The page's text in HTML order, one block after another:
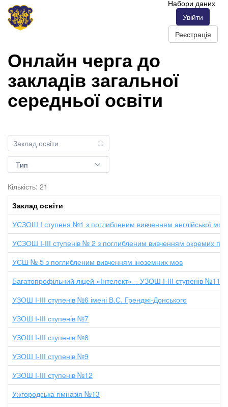
Набори даних
Увійти
Реєстрація
Онлайн черга до
закладів загальної
середньої освіти
Тип
Кількість: 21
Заклад освіти
УСЗОШ І ступеня №1 з поглибленим вивченням англійської
УСЗОШ І-ІІІ ступенів № 2 з поглибленим вивченням окремих
УСШ № 5 з поглибленим вивченням іноземних мов
Багатопрофільний ліцей «Інтелект» – УЗОШ І-ІІІ ступенів №11
УЗОШ І-ІІІ ступенів №6 імені В.С. Гренджі-Донського
УЗОШ І-ІІІ ступенів №7
УЗОШ І-ІІІ ступенів №8
УЗОШ І-ІІІ ступенів №9
УЗОШ І-ІІІ ступенів №12
Ужгородська гімназія №13